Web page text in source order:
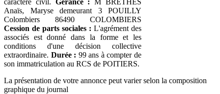
Anaïs, Maryse demeurant 3 POUILLY
Colombiers 86490 COLOMBIERS
Cession de parts sociales : L'agrément des
associés est donné dans la forme et les
conditions d'une décision collective
extraordinaire. Durée : 99 ans à compter de
son immatriculation au RCS de POITIERS.
La présentation de votre annonce peut varier selon la composition
graphique du journal